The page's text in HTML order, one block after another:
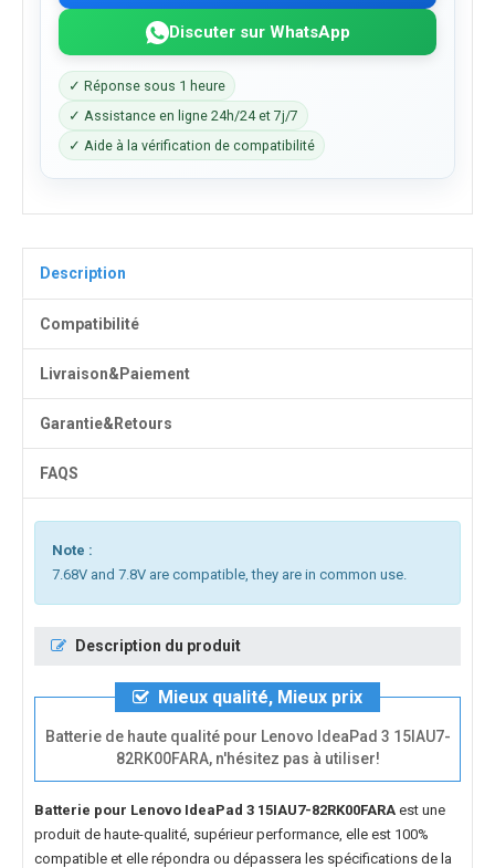
Discuter sur WhatsApp
✓ Réponse sous 1 heure
✓ Assistance en ligne 24h/24 et 7j/7
✓ Aide à la vérification de compatibilité
Description
Compatibilité
Livraison&Paiement
Garantie&Retours
FAQS
Note :
7.68V and 7.8V are compatible, they are in common use.
Description du produit
Mieux qualité, Mieux prix
Batterie de haute qualité pour Lenovo IdeaPad 3 15IAU7-
82RK00FARA, n'hésitez pas à utiliser!
Batterie pour Lenovo IdeaPad 3 15IAU7-82RK00FARA est une
produit de haute-qualité, supérieur performance, elle est 100%
compatible et elle répondra ou dépassera les spécifications de la